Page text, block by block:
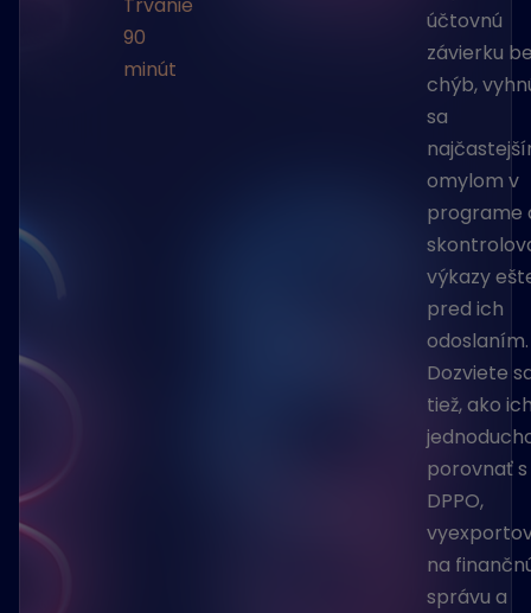
90
minút
účtovnú
závierku
chýb,
sa
omylom v
programe
výkazy
pred ich
odoslaním.
Dozviete
tiež, ako
porovnať s
DPPO,
na
správu a